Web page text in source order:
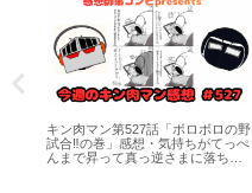
キン肉マン第527話「ボロボロの野
試合‼︎の巻」感想・気持ちがてっぺ
んまで昇って真っ逆さまに落ち